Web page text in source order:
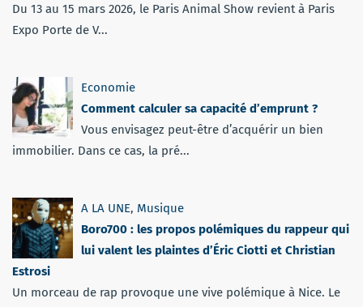
Du 13 au 15 mars 2026, le Paris Animal Show revient à Paris
Expo Porte de V...
Economie
Comment calculer sa capacité d’emprunt ?
Vous envisagez peut-être d’acquérir un bien
immobilier. Dans ce cas, la pré...
A LA UNE, Musique
Boro700 : les propos polémiques du rappeur qui
lui valent les plaintes d’Éric Ciotti et Christian
Estrosi
Un morceau de rap provoque une vive polémique à Nice. Le